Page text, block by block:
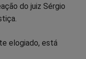
Telegram
do juiz Sérgio
elogiado, está